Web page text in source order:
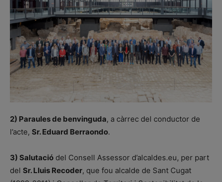
2) Paraules de benvinguda, a càrrec del conductor de
l’acte, Sr. Eduard Berraondo.
3) Salutació del Consell Assessor d’alcaldes.eu, per part
del Sr. Lluis Recoder, que fou alcalde de Sant Cugat